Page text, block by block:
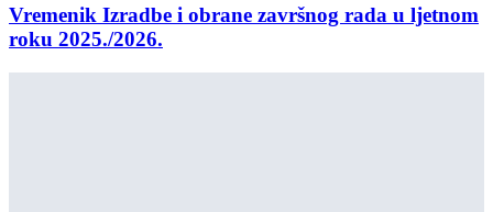
Vremenik Izradbe i obrane završnog rada u ljetnom
roku 2025./2026.